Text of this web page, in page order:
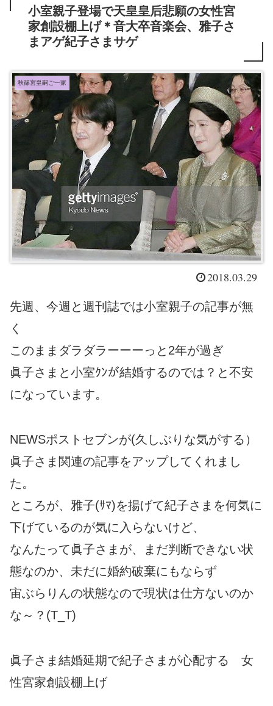
小室親子登場で天皇皇后悲願の女性宮
家創設棚上げ＊音大卒音楽会、雅子さ
まアゲ紀子さまサゲ
秋篠宮皇嗣ご一家
2018.03.29
先週、今週と週刊誌では小室親子の記事が無
く
このままダラダラーーーっと2年が過ぎ
眞子さまと小室ｸﾝが結婚するのでは？と不安
になっています。
NEWSポストセブンが(久しぶりな気がする）
眞子さま関連の記事をアップしてくれまし
た。
ところが、雅子(ｻﾏ)を揚げて紀子さまを何気に
下げているのが気に入らないけど、
なんたって眞子さまが、まだ判断できない状
態なのか、未だに婚約破棄にもならず
宙ぶらりんの状態なので現状は仕方ないのか
な～？(T_T)
眞子さま結婚延期で紀子さまが心配する 女
性宮家創設棚上げ